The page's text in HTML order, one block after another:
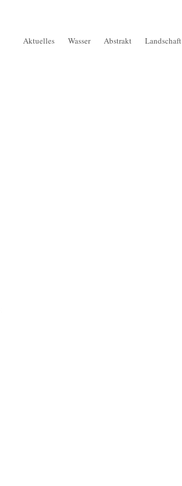
Aktuelles Wasser Abstrakt Landschaft